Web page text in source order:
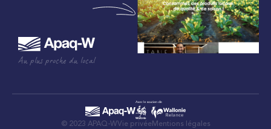
Au plus proche du local
© 2023 APAQ-WVie privée Mentions légales